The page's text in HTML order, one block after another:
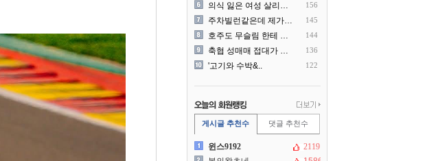
의식 잃은 여성 살리려다 성.. 156
주차빌런같은데 제가 잘못한건.. 145
호주도 무슬림 한테 점령 당.. 144
축협 성매매 접대가 더 충격.. 136
'고기와 수박&.. 122
게시글 추천수 댓글 추천수
윈스9192
2119